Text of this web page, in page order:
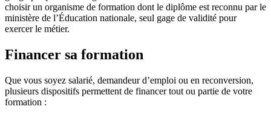
choisir un organisme de formation dont le diplôme est reconnu par le
ministère de l’Éducation nationale, seul gage de validité pour
exercer le métier.
Financer sa formation
Que vous soyez salarié, demandeur d’emploi ou en reconversion,
plusieurs dispositifs permettent de financer tout ou partie de votre
formation :